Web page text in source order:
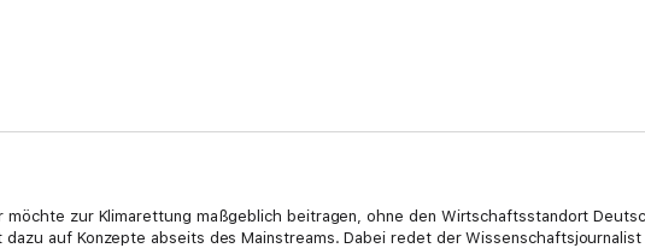
zur Klimarettung maßgeblich beitragen, ohne den Wirtschaftsstandort
auf Konzepte abseits des Mainstreams. Dabei redet der